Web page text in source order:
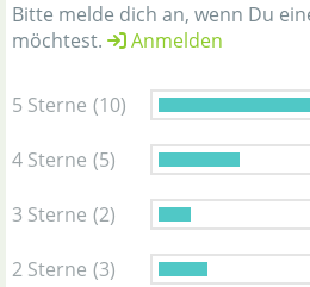
Bitte melde dich an, wenn Du
möchtest.
Anmelden
5 Sterne (10)
4 Sterne (5)
3 Sterne (2)
2 Sterne (3)